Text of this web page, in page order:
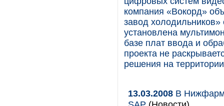
компания «Вокорд»
завод холодильников»
установлена
базе плат ввода и
проекта не
решения на
13.03.2008 В Нижфарм